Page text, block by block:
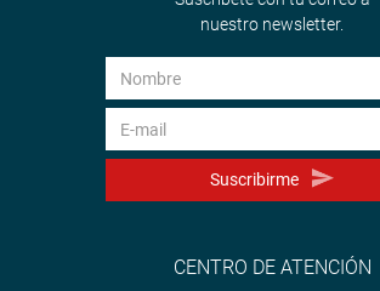
nuestro newsletter.
Suscribirme
CENTRO DE ATENCIÓN